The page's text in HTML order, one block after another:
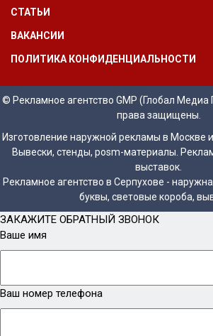
СТАТЬИ
ВАКАНСИИ
ПОЛИТИКА КОНФИДЕНЦИАЛЬНОСТИ
© Рекламное агентство GMP (Глобал Медиа
права защищены.
Изготовление наружной рекламы в Москве
Вывески, стенды, posm-материалы.
выставок.
Рекламное агентство в Серпухове -
буквы, световые короба,
ЗАКАЖИТЕ ОБРАТНЫЙ ЗВОНОК
Ваше имя
Ваш номер телефона